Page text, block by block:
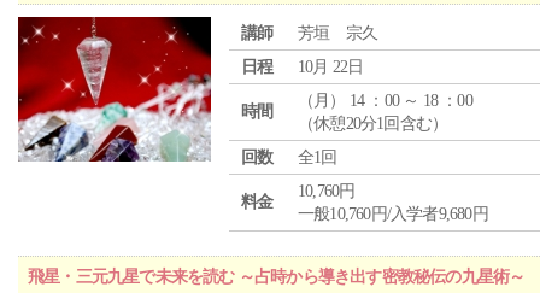
講師
芳垣 宗久
日程
10月 22日
時間
（ 月 ） 14 ：00 ～ 18 ：00
（休憩20分1回含む）
回数
全1回
料金
10,760円
一般10,760円/入学者9,680円
飛星・三元九星で未来を読む ～占時から導き出す密教秘伝の九星術～